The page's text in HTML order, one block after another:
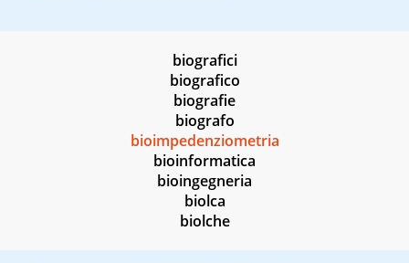
biografici
biografico
biografie
biografo
bioimpedenziometria
bioinformatica
bioingegneria
biolca
biolche